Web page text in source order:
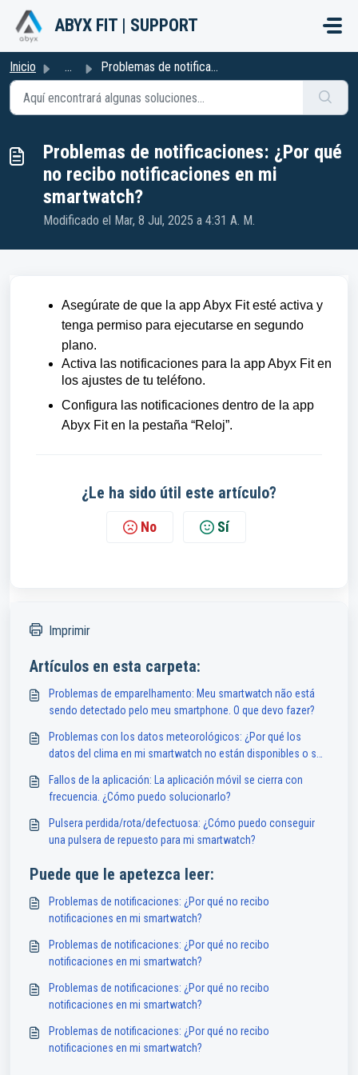
Saltar al contenido principal
ABYX FIT | SUPPORT
Inicio ... Problemas de notificaciones: ¿Por qué no recibo notificac...
Problemas de notificaciones: ¿Por qué
no recibo notificaciones en mi
smartwatch?
Modificado el Mar, 8 Jul, 2025 a 4:31 A. M.
Asegúrate de que la app Abyx Fit esté activa y
tenga permiso para ejecutarse en segundo
plano.
Activa las notificaciones para la app Abyx Fit en
los ajustes de tu teléfono.
Configura las notificaciones dentro de la app
Abyx Fit en la pestaña “Reloj”.
¿Le ha sido útil este artículo?
No Sí
Imprimir
Artículos en esta carpeta:
Problemas de emparelhamento: Meu smartwatch não está
sendo detectado pelo meu smartphone. O que devo fazer?
Problemas con los datos meteorológicos: ¿Por qué los
datos del clima en mi smartwatch no están disponibles o son
Fallos de la aplicación: La aplicación móvil se cierra con
frecuencia. ¿Cómo puedo solucionarlo?
Pulsera perdida/rota/defectuosa: ¿Cómo puedo conseguir
una pulsera de repuesto para mi smartwatch?
Puede que le apetezca leer:
Problemas de notificaciones: ¿Por qué no recibo
notificaciones en mi smartwatch?
Problemas de notificaciones: ¿Por qué no recibo
notificaciones en mi smartwatch?
Problemas de notificaciones: ¿Por qué no recibo
notificaciones en mi smartwatch?
Problemas de notificaciones: ¿Por qué no recibo
notificaciones en mi smartwatch?